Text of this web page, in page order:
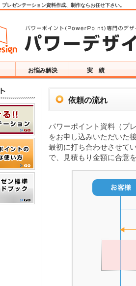
レゼンテーション資料作成、制作ならお任せ下さい。
お悩み解決 実 績
依頼の流れ
パワーポイント資料（プ
をお申し込みいただいた
最初に打ち合わせさせて
で、見積もり金額に合意